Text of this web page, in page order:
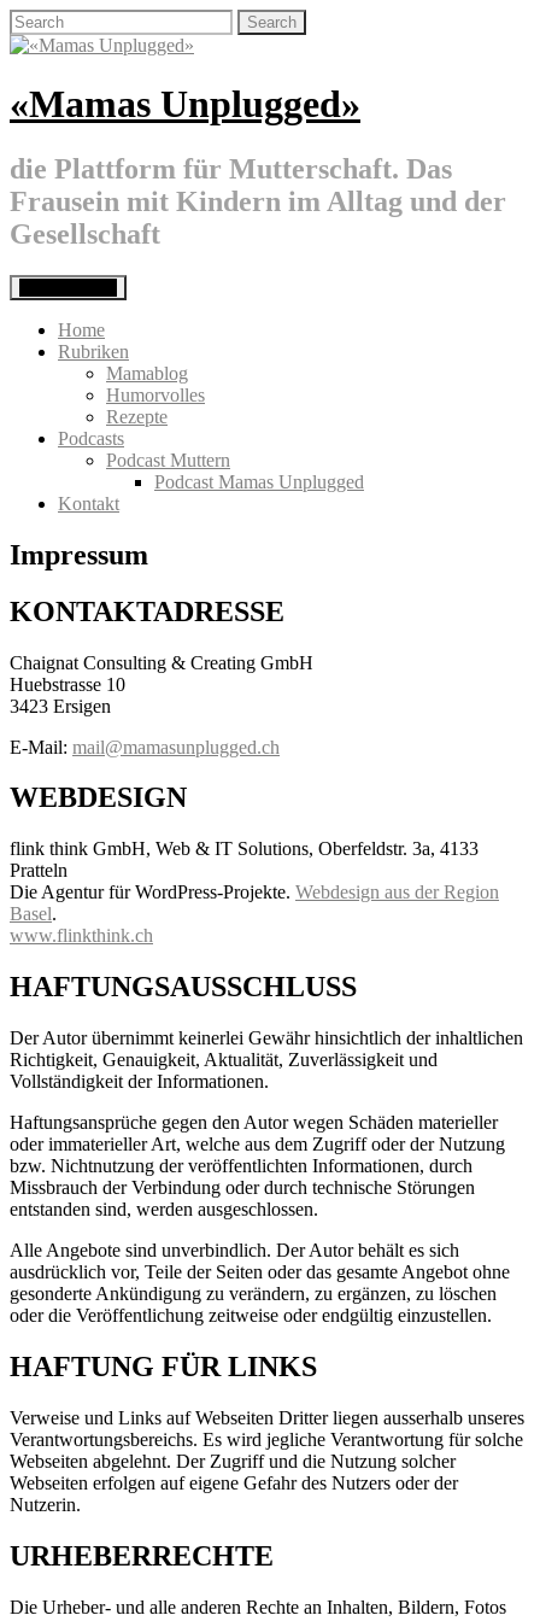
Skip
to
Search
for:
«Mamas Unplugged»
die Plattform für Mutterschaft. Das
Frausein mit Kindern im Alltag und der
Gesellschaft
Home
Rubriken
Mamablog
Humorvolles
Rezepte
Podcasts
Podcast Muttern
Podcast Mamas Unplugged
Kontakt
Impressum
KONTAKTADRESSE
Chaignat Consulting & Creating GmbH
Huebstrasse 10
3423 Ersigen
E-Mail: mail@mamasunplugged.ch
WEBDESIGN
flink think GmbH, Web & IT Solutions, Oberfeldstr. 3a, 4133
Pratteln
Die Agentur für WordPress-Projekte. Webdesign aus der Region
Basel.
www.flinkthink.ch
HAFTUNGSAUSSCHLUSS
Der Autor übernimmt keinerlei Gewähr hinsichtlich der inhaltlichen
Richtigkeit, Genauigkeit, Aktualität, Zuverlässigkeit und
Vollständigkeit der Informationen.
Haftungsansprüche gegen den Autor wegen Schäden materieller
oder immaterieller Art, welche aus dem Zugriff oder der Nutzung
bzw. Nichtnutzung der veröffentlichten Informationen, durch
Missbrauch der Verbindung oder durch technische Störungen
entstanden sind, werden ausgeschlossen.
Alle Angebote sind unverbindlich. Der Autor behält es sich
ausdrücklich vor, Teile der Seiten oder das gesamte Angebot ohne
gesonderte Ankündigung zu verändern, zu ergänzen, zu löschen
oder die Veröffentlichung zeitweise oder endgültig einzustellen.
HAFTUNG FÜR LINKS
Verweise und Links auf Webseiten Dritter liegen ausserhalb unseres
Verantwortungsbereichs. Es wird jegliche Verantwortung für solche
Webseiten abgelehnt. Der Zugriff und die Nutzung solcher
Webseiten erfolgen auf eigene Gefahr des Nutzers oder der
Nutzerin.
URHEBERRECHTE
Die Urheber- und alle anderen Rechte an Inhalten, Bildern, Fotos